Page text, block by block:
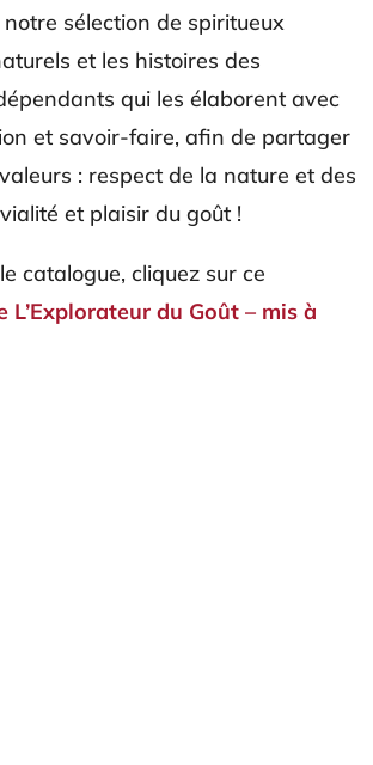
sélection de spiritueux
et les histoires des
qui les élaborent avec
et savoir-faire, afin de partager
: respect de la nature et des
et plaisir du goût !
catalogue, cliquez sur ce
L’Explorateur du Goût – mis à